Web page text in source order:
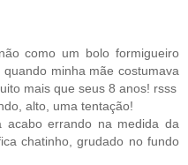
como um bolo formigueiro
minha mãe costumava
mais que seus 8 anos! rsss
alto, uma tentação!
errando na medida da
chatinho, grudado no fundo